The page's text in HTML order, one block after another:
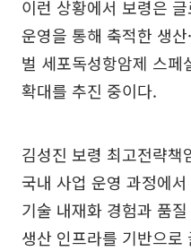
이런 상황에서 보령은
운영을 통해 축적한 생
벌 세포독성항암제 스페
확대를 추진 중이다.
김성진 보령 최고전략책
국내 사업 운영 과정에
기술 내재화 경험과 품
생산 인프라를 기반으로